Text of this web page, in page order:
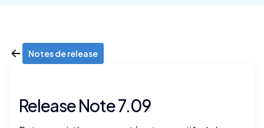
Notes de release
Release Note 7.09